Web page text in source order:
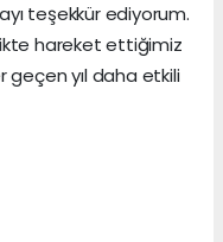
teşekkür ediyorum.
hareket ettiğimiz
geçen yıl daha etkili